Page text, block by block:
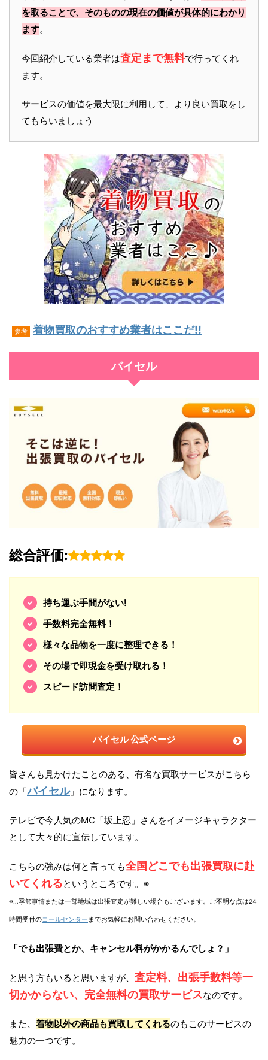
を取ることで、そのものの現在の価値が具体的にわかり
ます。
今回紹介している業者は査定まで無料で行ってくれ
ます。
サービスの価値を最大限に利用して、より良い買取をし
てもらいましょう
参考 着物買取のおすすめ業者はここだ!!
バイセル
総合評価:
持ち運ぶ手間がない!
手数料完全無料！
様々な品物を一度に整理できる！
その場で即現金を受け取れる！
スピード訪問査定！
バイセル 公式ページ
皆さんも見かけたことのある、有名な買取サービスがこちら
の「バイセル」になります。
テレビで今人気のMC「坂上忍」さんをイメージキャラクター
として大々的に宣伝しています。
こちらの強みは何と言っても全国どこでも出張買取に赴
いてくれるというところです。※
※…季節事情または一部地域は出張査定が難しい場合もございます。ご不明な点は24
時間受付のコールセンター までお気軽にお問い合わせください。
「でも出張費とか、キャンセル料がかかるんでしょ？」
と思う方もいると思いますが、 査定料、出張手数料等一
切かからない、完全無料の買取サービスなのです。
また、 着物以外の商品も買取してくれるのもこのサービスの
魅力の一つです。